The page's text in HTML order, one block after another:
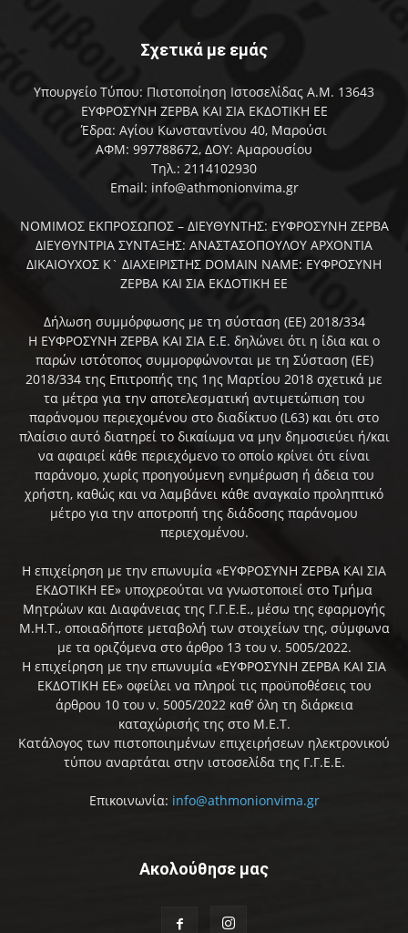
Σχετικά με εμάς
Υπουργείο Τύπου: Πιστοποίηση Ιστοσελίδας Α.Μ. 13643
ΕΥΦΡΟΣΥΝΗ ΖΕΡΒΑ ΚΑΙ ΣΙΑ ΕΚΔΟΤΙΚΗ ΕΕ
Έδρα: Αγίου Κωνσταντίνου 40, Μαρούσι
ΑΦΜ: 997788672, ΔΟΥ: Αμαρουσίου
Τηλ.: 2114102930
Email: info@athmonionvima.gr
ΝΟΜΙΜΟΣ ΕΚΠΡΟΣΩΠΟΣ – ΔΙΕΥΘΥΝΤΗΣ: ΕΥΦΡΟΣΥΝΗ ΖΕΡΒΑ
ΔΙΕΥΘΥΝΤΡΙΑ ΣΥΝΤΑΞΗΣ: ΑΝΑΣΤΑΣΟΠΟΥΛΟΥ ΑΡΧΟΝΤΙΑ
ΔΙΚΑΙΟΥΧΟΣ Κ` ΔΙΑΧΕΙΡΙΣΤΗΣ DOMAIN NAME: ΕΥΦΡΟΣΥΝΗ
ΖΕΡΒΑ ΚΑΙ ΣΙΑ ΕΚΔΟΤΙΚΗ ΕΕ
Δήλωση συμμόρφωσης με τη σύσταση (ΕΕ) 2018/334
Η ΕΥΦΡΟΣΥΝΗ ΖΕΡΒΑ ΚΑΙ ΣΙΑ Ε.Ε. δηλώνει ότι η ίδια και ο
παρών ιστότοπος συμμορφώνονται με τη Σύσταση (ΕΕ)
2018/334 της Επιτροπής της 1ης Μαρτίου 2018 σχετικά με
τα μέτρα για την αποτελεσματική αντιμετώπιση του
παράνομου περιεχομένου στο διαδίκτυο (L63) και ότι στο
πλαίσιο αυτό διατηρεί το δικαίωμα να μην δημοσιεύει ή/και
να αφαιρεί κάθε περιεχόμενο το οποίο κρίνει ότι είναι
παράνομο, χωρίς προηγούμενη ενημέρωση ή άδεια του
χρήστη, καθώς και να λαμβάνει κάθε αναγκαίο προληπτικό
μέτρο για την αποτροπή της διάδοσης παράνομου
περιεχομένου.
Η επιχείρηση με την επωνυμία «ΕΥΦΡΟΣΥΝΗ ΖΕΡΒΑ ΚΑΙ ΣΙΑ
ΕΚΔΟΤΙΚΗ ΕΕ» υποχρεούται να γνωστοποιεί στο Τμήμα
Μητρώων και Διαφάνειας της Γ.Γ.Ε.Ε., μέσω της εφαρμογής
Μ.Η.Τ., οποιαδήποτε μεταβολή των στοιχείων της, σύμφωνα
με τα οριζόμενα στο άρθρο 13 του ν. 5005/2022.
Η επιχείρηση με την επωνυμία «ΕΥΦΡΟΣΥΝΗ ΖΕΡΒΑ ΚΑΙ ΣΙΑ
ΕΚΔΟΤΙΚΗ ΕΕ» οφείλει να πληροί τις προϋποθέσεις του
άρθρου 10 του ν. 5005/2022 καθ’ όλη τη διάρκεια
καταχώρισής της στο Μ.Ε.Τ.
Κατάλογος των πιστοποιημένων επιχειρήσεων ηλεκτρονικού
τύπου αναρτάται στην ιστοσελίδα της Γ.Γ.Ε.Ε.
Επικοινωνία: info@athmonionvima.gr
Ακολούθησε μας